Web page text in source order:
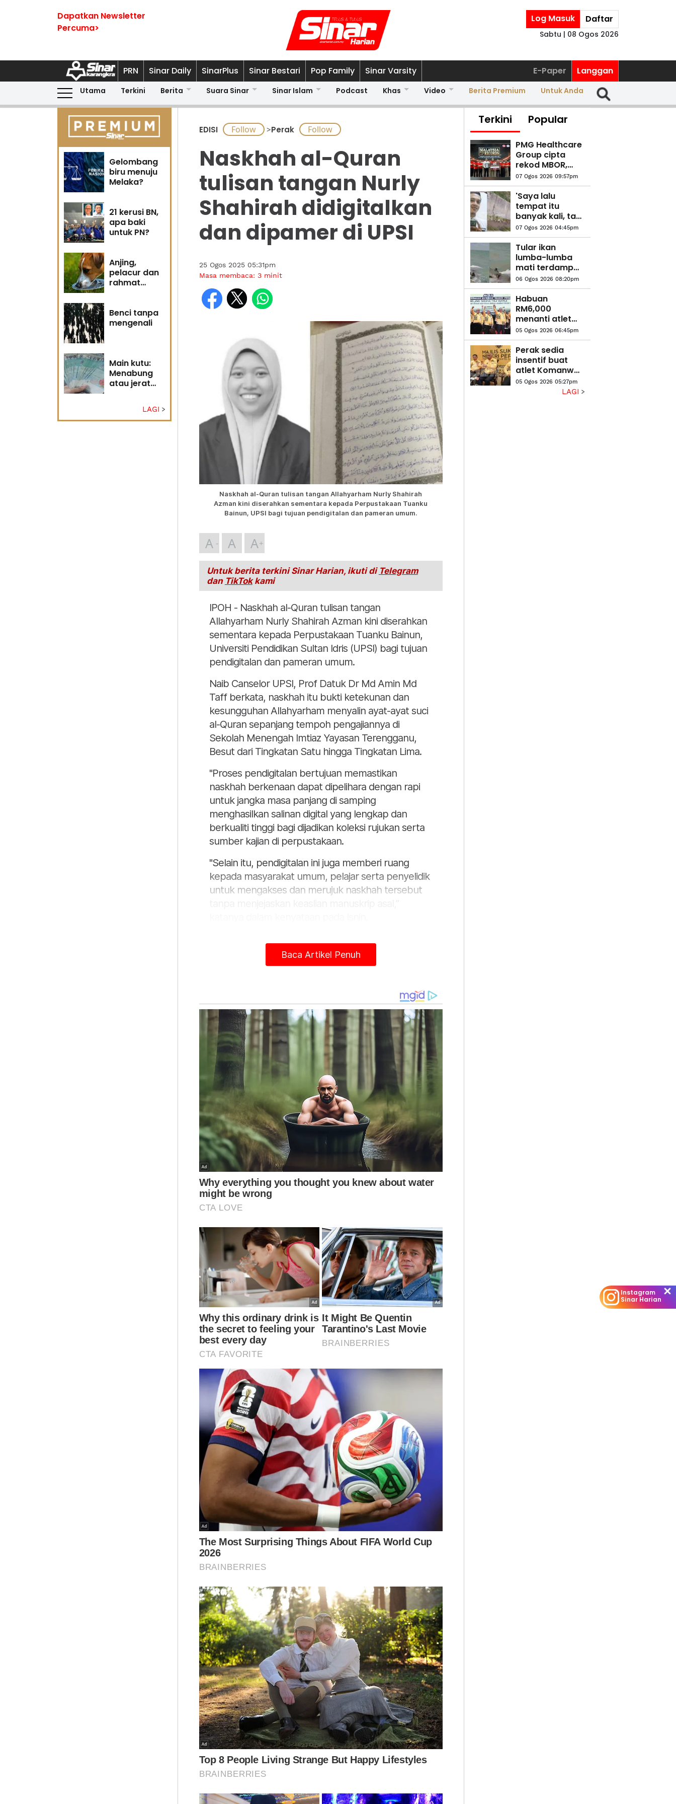
Dapatkan Newsletter
Percuma>
Log Masuk Daftar
Sabtu | 08 Ogos 2026
PRN Sinar Daily SinarPlus Sinar Bestari Pop Family Sinar Varsity E-Paper Langgan
Utama Terkini Berita Suara Sinar Sinar Islam Podcast Khas Video Berita Premium Untuk Anda
Gelombang
biru menuju
Melaka?
21 kerusi BN,
apa baki
untuk PN?
Anjing,
pelacur dan
rahmat
Benci tanpa
mengenali
Main kutu:
Menabung
atau jerat
LAGI
EDISI >Perak
Naskhah al-Quran
tulisan tangan Nurly
Shahirah didigitalkan
dan dipamer di UPSI
25 Ogos 2025 05:31pm
Masa membaca: 3minit
Naskhah al-Quran tulisan tangan Allahyarham Nurly Shahirah
Azman kini diserahkan sementara kepada Perpustakaan Tuanku
Bainun, UPSI bagi tujuan pendigitalan dan pameran umum.
A A A
Untuk berita terkini Sinar Harian, ikuti di Telegram
dan TikTokkami
IPOH - Naskhah al-Quran tulisan tangan
Allahyarham Nurly Shahirah Azman kini diserahkan
sementara kepada Perpustakaan Tuanku Bainun,
Universiti Pendidikan Sultan Idris (UPSI) bagi tujuan
pendigitalan dan pameran umum.
Naib Canselor UPSI, Prof Datuk Dr Md Amin Md
Taff berkata, naskhah itu bukti ketekunan dan
kesungguhan Allahyarham menyalin ayat-ayat suci
al-Quran sepanjang tempoh pengajiannya di
Sekolah Menengah Imtiaz Yayasan Terengganu,
Besut dari Tingkatan Satu hingga Tingkatan Lima.
"Proses pendigitalan bertujuan memastikan
naskhah berkenaan dapat dipelihara dengan rapi
untuk jangka masa panjang di samping
menghasilkan salinan digital yang lengkap dan
berkualiti tinggi bagi dijadikan koleksi rujukan serta
sumber kajian di perpustakaan.
"Selain itu, pendigitalan ini juga memberi ruang
kepada masyarakat umum, pelajar serta penyelidik
untuk mengakses dan merujuk naskhah tersebut
Muhammad dalam kenyataan sama berkata, kerja
pendigitalan dilaksanakan sepenuhnya oleh
menggunakan imej resolusi tinggi supaya setiap
helaian direkodkan dengan tepat dan jelas.
Noriha berkata, proses pendigitalan mushaf al-
Quran Nurly itu dilaksanakan dengan beberapa
tujuan utama iaitu memastikan naskhah tulisan
tangan tersebut dapat dipelihara dengan baik
untuk jangka masa panjang sekali gus
mengurangkan risiko kerosakan akibat faktor usia,
persekitaran atau penggunaan berulang.
"Usaha ini secara tidak langsung menyokong
pemeliharaan warisan intelektual dan kerohanian
umat Islam di samping menjadi amal jariah
berterusan buat Allahyarham Nurly Shahirah,"
katanya.
Beliau berkata, bagi memberi peluang kepada
lebih dekat khazanah berharga itu, mushaf al-
Quran Nurly dipamerkan secara eksklusif di Aras 1,
Perpustakaan Tuanku Bainun bermula 25 Ogos
hingga 2 September 2025.
Noriha berkata, pameran itu membuka ruang
kepada orang ramai yang sebelum ini mempunyai
kekangan untuk melihat naskhah tersebut di Besut,
Terengganu, menelusuri sendiri hasil usaha seorang
anak muda yang gigih menulis keseluruhan mushaf
Artikel Berkaitan:
Nurly Shahirah bukti kejayaan ibu bapa bentuk anak
cintai al-Quran
Seminggu selepas tragedi, rumah keluarga Nurly
Shahirah masih dikunjungi
[VIDEO] 'Jenazah Nurly Shahirah berbau wangi, sukar
digambarkan' - Pemandu van jenazah
Naskhah al-Quran ditulis arwah Nurly Shahirah jadi
tumpuan
'Dik, kau pergi Quran di tangan, di dada'
Nahas pelajar UPSI: Nurly Shahirah hafaz 30 juzuk al-
Quran
"Pameran ini bukan sahaja bertujuan menonjolkan
keindahan seni tulisan tangan al-Quran, malah
sebagai penghargaan terhadap ketabahan dan
ketekunan Allahyarham Nurly Shahirah, di samping
memberi inspirasi kepada generasi muda untuk
mencintai al-Quran serta menjadikannya sebagai
sumber motivasi dalam pengajian dan kehidupan
seharian," katanya.
Dalam kejadian awal pagi 9 Jun lepas, Nurly
Shahirah dan 14 lagi pelajar UPSI maut apabila bas
sewa khas yang membawa mereka dari Jertih,
Terengganu ke kampus utama Tanjong Malim,
Perak, terbalik selepas melanggar sebuah
kenderaan pelbagai guna Perodua Alza di Jalan
Raya Timur-Barat (JRTB) di Gerik.
Kemalangan itu turut mengakibatkan 33 lagi
cedera termasuk pemandu dan kelindan bas serta
pemandu dan tiga penumpang Perodua Alza. -
Bernama
Baca Artikel Penuh
Terkini Popular
PMG Healthcare
Group cipta
rekod MBOR,
latih 14,813
pelajar kuasai
CPR
07 Ogos 2026 09:57pm
'Saya lalu
tempat itu
banyak kali, tapi
tak nampak
jasad Nadzirul
Syamin' - Rakan
07 Ogos 2026 04:45pm
Tular ikan
lumba-lumba
mati terdampar
di Ban Pecah
06 Ogos 2026 08:20pm
Habuan
RM6,000
menanti atlet
Perak raih emas
SUKMA
05 Ogos 2026 06:45pm
Perak sedia
insentif buat
atlet Komanwel
raih pingat
05 Ogos 2026 05:27pm
LAGI
Instagram
Sinar Harian